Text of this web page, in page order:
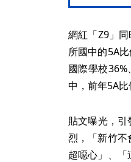
網紅「Z9」
所國中的5A
國際學校
中，前年5A比
貼文曝光，
烈，「新竹不
超噁心」、